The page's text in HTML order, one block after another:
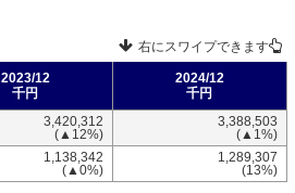
右にスワイプできます
2023/12
千円
2024/12
千円
3,420,312
(▲12%)
3,388,503
(▲1%)
1,138,342
(▲0%)
1,289,307
(13%)